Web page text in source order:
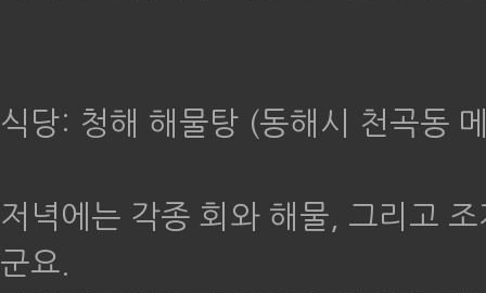
식당: 청해 해물탕 (동해시 천곡동
저녁에는 각종 회와 해물, 그리고
군요.